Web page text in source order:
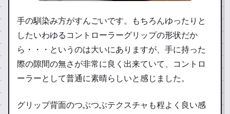
手の馴染み方がすんごいです。もちろんゆったりと
したいわゆるコントローラーグリップの形状だか
ら・・・というのは大いにありますが、手に持った
際の隙間の無さが非常に良く出来ていて、コントロ
ーラーとして普通に素晴らしいと感じました。
グリップ背面のつぶつぶテクスチャも程よく良い感